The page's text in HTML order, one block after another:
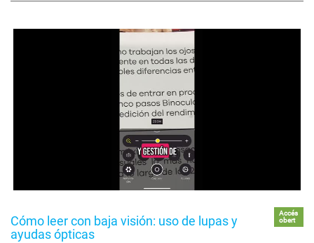
Cómo leer con baja visión: uso de lupas y
ayudas ópticas
Accés
obert